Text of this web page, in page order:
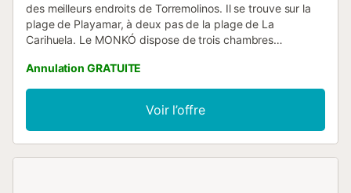
des meilleurs endroits de Torremolinos. Il se trouve sur la
plage de Playamar, à deux pas de la plage de La
Carihuela. Le MONKÓ dispose de trois chambres
imprenable sur les bateaux de croisière. Une autre avec un
lit superposé moderne et confortable et enfin une autre
avec deux lits simples. Le MONKÓ a été entièrement
rénové et dispose de tous les services. Il convient de
souligner son excellent emplacement et les vues
Annulation GRATUITE
Voir l’offre